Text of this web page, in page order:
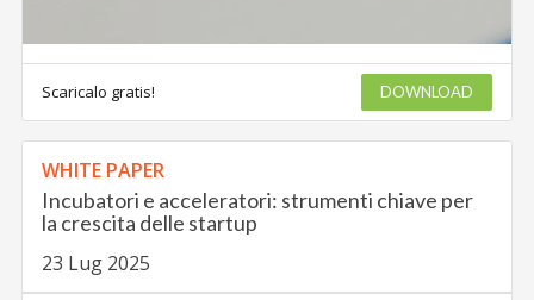
Scaricalo gratis! DOWNLOAD
WHITE PAPER
Incubatori e acceleratori: strumenti chiave per
la crescita delle startup
23 Lug 2025